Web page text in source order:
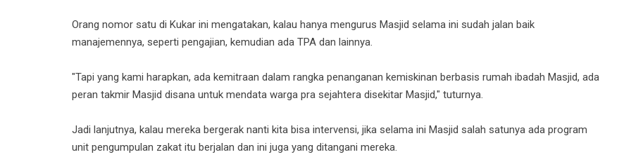
Orang nomor satu di Kukar ini mengatakan, kalau hanya mengurus Masjid selama ini sudah jalan baik
manajemennya, seperti pengajian, kemudian ada TPA dan lainnya.
"Tapi yang kami harapkan, ada kemitraan dalam rangka penanganan kemiskinan berbasis rumah ibadah Masjid, ada
peran takmir Masjid disana untuk mendata warga pra sejahtera disekitar Masjid," tuturnya.
Jadi lanjutnya, kalau mereka bergerak nanti kita bisa intervensi, jika selama ini Masjid salah satunya ada program
unit pengumpulan zakat itu berjalan dan ini juga yang ditangani mereka.